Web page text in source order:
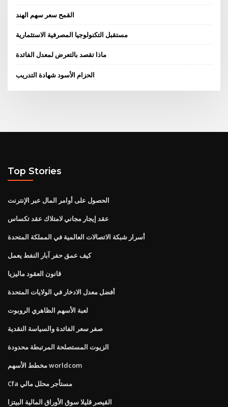
القمح سعر سهم الهند
مستقبل التكنولوجيا المصرفية الاستثمارية
ماذا تقصد بالتعرض لمعدل الفائدة
الحزام الأسود شهادة التدريب
Top Stories
الحصول على أوامر المال عبر الإنترنت
عقد إيجار مجاني لامتلاك عقد تكساس
أسرار شبكة الاتصالات العالمية في المملكة المتحدة
كيف عمق حفر آبار النفط يعمل
قانون العقود ماليزيا
أفضل معدل الادخار في الولايات المتحدة
لعبة الأسهم الظاهري الروبوت
صفر سعر الفائدة والسياسة النقدية
الزيوت المستصلحة المرتبطة محدودة
مخطط الأسهم worldcom
Cfa مستأجر محلل مالي
القيصر قليلا سوق الأوراق المالية البيتزا